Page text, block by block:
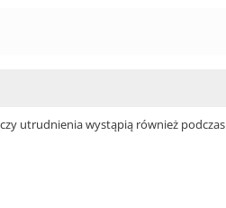
utrudnienia wystąpią również podczas